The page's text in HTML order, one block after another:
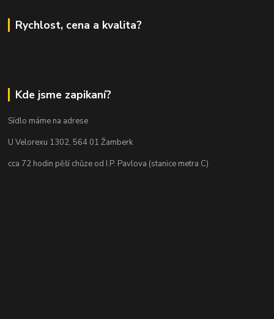
Rychlost, cena a kvalita?
Kde jsme zapikaní?
Sídlo máme na adrese
U Velorexu 1302, 564 01 Žamberk
cca 72 hodin pěší chůze od I.P. Pavlova (stanice metra C)